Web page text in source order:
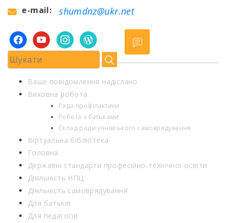
e-mail: shumdnz@ukr.net
facebookyoutubeinstagramwordpress
Ваше повідомлення надіслано
Виховна робота
Рада профілактики
Робота з батьками
Склад ради учнівського самоврядування
Віртуальна бібліотека
Головна
Державні стандарти професійно-технічної освіти
Діяльність НПЦ
Діяльність самоврядування
Для батьків
Для педагогів